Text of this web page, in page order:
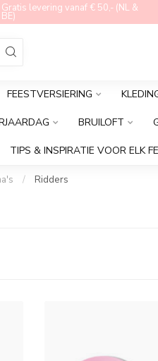
Gratis levering vanaf € 50,- (NL &
BE)
FEESTVERSIERING
BRUILOFT
TIPS & INSPIRATIE VOOR ELK
/ Ridders